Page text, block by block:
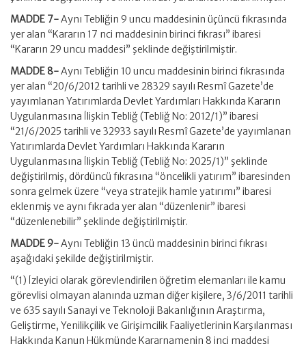
MADDE 7-Aynı Tebliğin 9 uncu maddesinin üçüncü fıkrasında
yer alan “Kararın 17 nci maddesinin birinci fıkrası” ibaresi
“Kararın 29 uncu maddesi” şeklinde değiştirilmiştir.
MADDE 8-Aynı Tebliğin 10 uncu maddesinin birinci fıkrasında
yer alan “20/6/2012 tarihli ve 28329 sayılı Resmî Gazete’de
yayımlanan Yatırımlarda Devlet Yardımları Hakkında Kararın
Uygulanmasına İlişkin Tebliğ (Tebliğ No: 2012/1)” ibaresi
“21/6/2025 tarihli ve 32933 sayılı Resmî Gazete’de yayımlanan
Yatırımlarda Devlet Yardımları Hakkında Kararın
Uygulanmasına İlişkin Tebliğ (Tebliğ No: 2025/1)” şeklinde
değiştirilmiş, dördüncü fıkrasına “öncelikli yatırım” ibaresinden
sonra gelmek üzere “veya stratejik hamle yatırımı” ibaresi
eklenmiş ve aynı fıkrada yer alan “düzenlenir” ibaresi
“düzenlenebilir” şeklinde değiştirilmiştir.
MADDE 9-Aynı Tebliğin 13 üncü maddesinin birinci fıkrası
aşağıdaki şekilde değiştirilmiştir.
“(1) İzleyici olarak görevlendirilen öğretim elemanları ile kamu
görevlisi olmayan alanında uzman diğer kişilere, 3/6/2011 tarihli
ve 635 sayılı Sanayi ve Teknoloji Bakanlığının Araştırma,
Geliştirme, Yenilikçilik ve Girişimcilik Faaliyetlerinin Karşılanması
Hakkında Kanun Hükmünde Kararnamenin 8 inci maddesi